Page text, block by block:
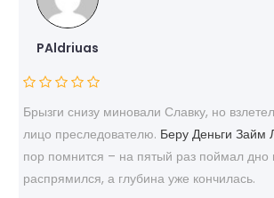
PAldriuas
Брызги снизу миновали Славку, но
лицо преследователю. Беру Деньги Займ
пор помнится – на пятый раз поймал дно
распрямился, а глубина уже кончилась.